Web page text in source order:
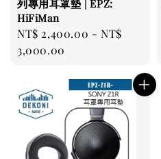
列專用耳罩墊 | EPZ:
HiFiMan
Regular
price
NT$ 2,400.00 -NT$
3,000.00